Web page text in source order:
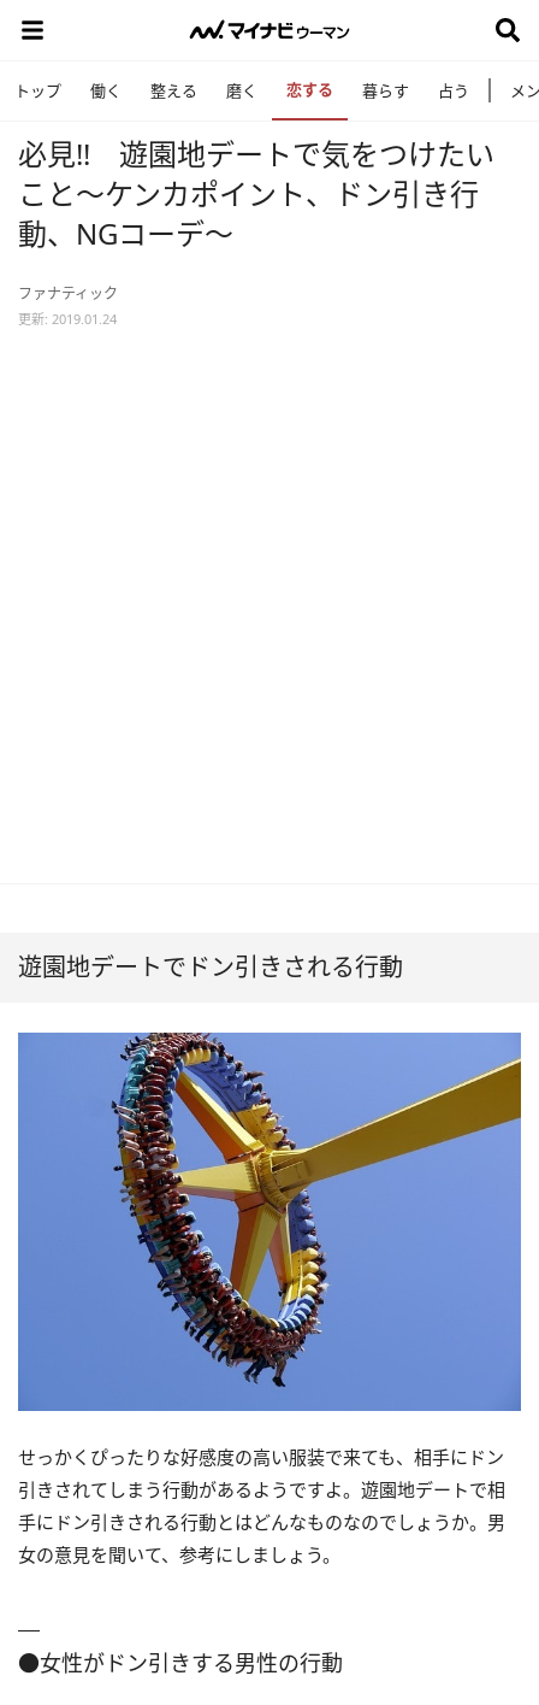
トップ 働く 整える 磨く 恋する 暮らす 占う メ
必見!! 遊園地デートで気をつけたい
こと～ケンカポイント、ドン引き行
動、NGコーデ～
ファナティック
更新: 2019.01.24
遊園地デートでドン引きされる行動
せっかくぴったりな好感度の高い服装で来ても、相手にドン
引きされてしまう行動があるようですよ。遊園地デートで相
手にドン引きされる行動とはどんなものなのでしょうか。男
女の意見を聞いて、参考にしましょう。
●女性がドン引きする男性の行動